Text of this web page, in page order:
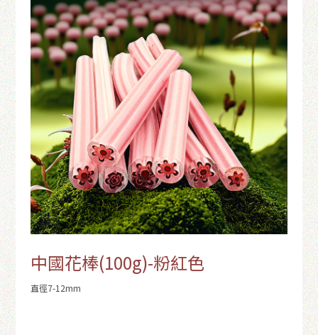
中國花棒(100g)-粉紅色
直徑7-12mm